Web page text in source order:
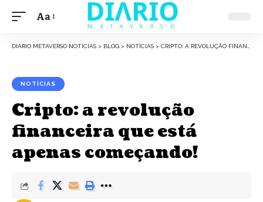
Font
Aa
DIÁRIO METAVERSO NOTÍCIAS > BLOG > NOTÍCIAS > CRIPTO: A REVOLUÇÃO FINANCEIRA QUE ESTÁ APENAS COMEÇANDO!
NOTÍCIAS
Cripto: a revolução
financeira que está
apenas começando!